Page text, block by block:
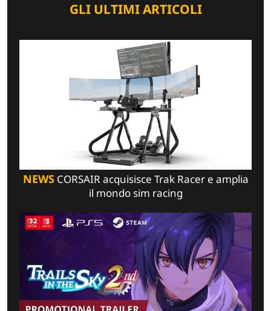
GLI ULTIMI ARTICOLI
NEWSCORSAIR acquisisce Trak Racer e amplia
il mondo sim racing